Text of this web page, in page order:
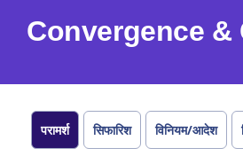
Convergence
परामर्श सिफारिश विनियम/आदेश